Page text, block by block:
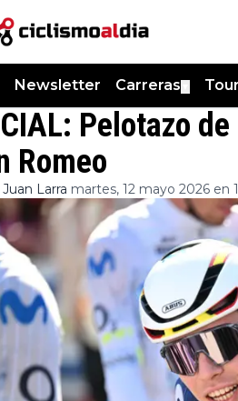
Newsletter Carreras
Pelotazo
Romeo
Juan Larra martes, 12 mayo 2026 en